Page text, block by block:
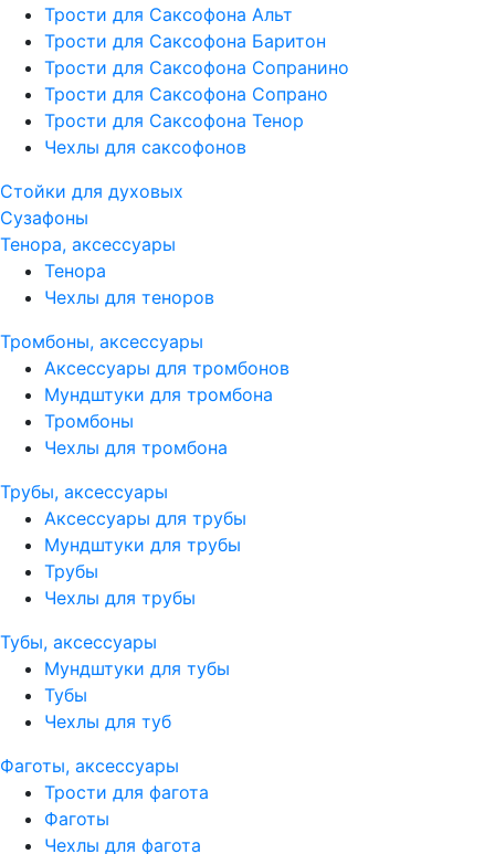
Трости для Саксофона Альт
Трости для Саксофона Баритон
Трости для Саксофона Сопранино
Трости для Саксофона Сопрано
Трости для Саксофона Тенор
Чехлы для саксофонов
Стойки для духовых
Сузафоны
Тенора, аксессуары
Тенора
Чехлы для теноров
Тромбоны, аксессуары
Аксессуары для тромбонов
Мундштуки для тромбона
Тромбоны
Чехлы для тромбона
Трубы, аксессуары
Аксессуары для трубы
Мундштуки для трубы
Трубы
Чехлы для трубы
Тубы, аксессуары
Мундштуки для тубы
Тубы
Чехлы для туб
Фаготы, аксессуары
Трости для фагота
Фаготы
Чехлы для фагота